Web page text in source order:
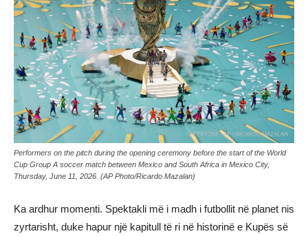
Performers on the pitch during the opening ceremony before the start of the World
Cup Group A soccer match between Mexico and South Africa in Mexico City,
Thursday, June 11, 2026. (AP Photo/Ricardo Mazalan)
Ka ardhur momenti. Spektakli më i madh i futbollit në planet nis
zyrtarisht, duke hapur një kapitull të ri në historinë e Kupës së